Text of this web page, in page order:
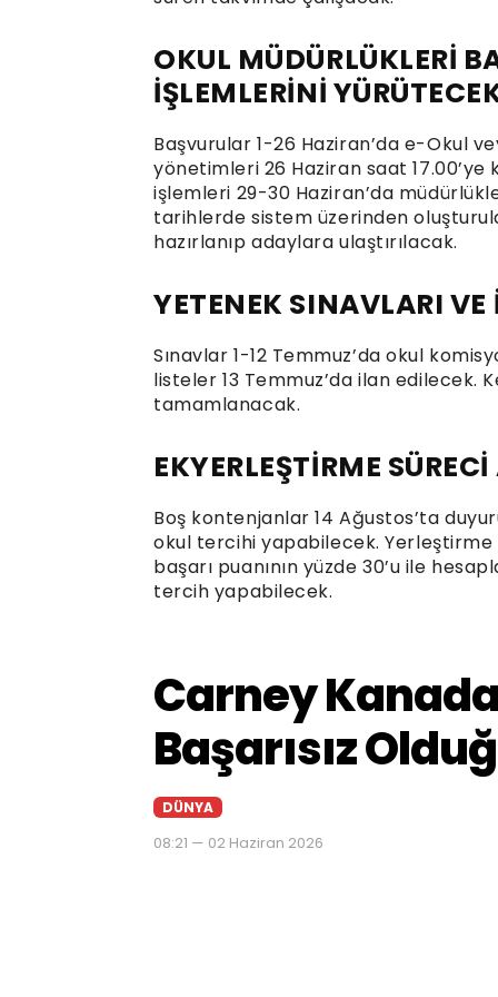
OKUL MÜDÜRLÜKLERİ
İŞLEMLERİNİ
Başvurular 1-26 Haziran’da e-Okul
yönetimleri 26 Haziran saat
işlemleri 29-30 Haziran’da
tarihlerde sistem üzerinden
hazırlanıp adaylara ulaştırılacak.
YETENEK SINAVLARI VE
Sınavlar 1-12 Temmuz’da okul
listeler 13 Temmuz’da ilan edilecek.
tamamlanacak.
EKYERLEŞTİRME
Boş kontenjanlar 14 Ağustos’ta
okul tercihi yapabilecek. Yerleştirme
başarı puanının yüzde 30’u ile
tercih yapabilecek.